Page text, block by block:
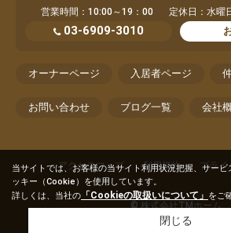
営業時間：10:00～19：00 定休日：水曜
03-6909-3010
オーナーページ 入居者ページ
お問い合わせ ブログ一覧 会社
アクセスマップ 利用規約 プライ
© 株式会社TMホーム
当サイトでは、お客様の当サイト利用状況把握、サー
ッキー（Cookie）を使用しています。
詳しくは、当社の 「Cookieの取扱いについて」 をご
閉じる